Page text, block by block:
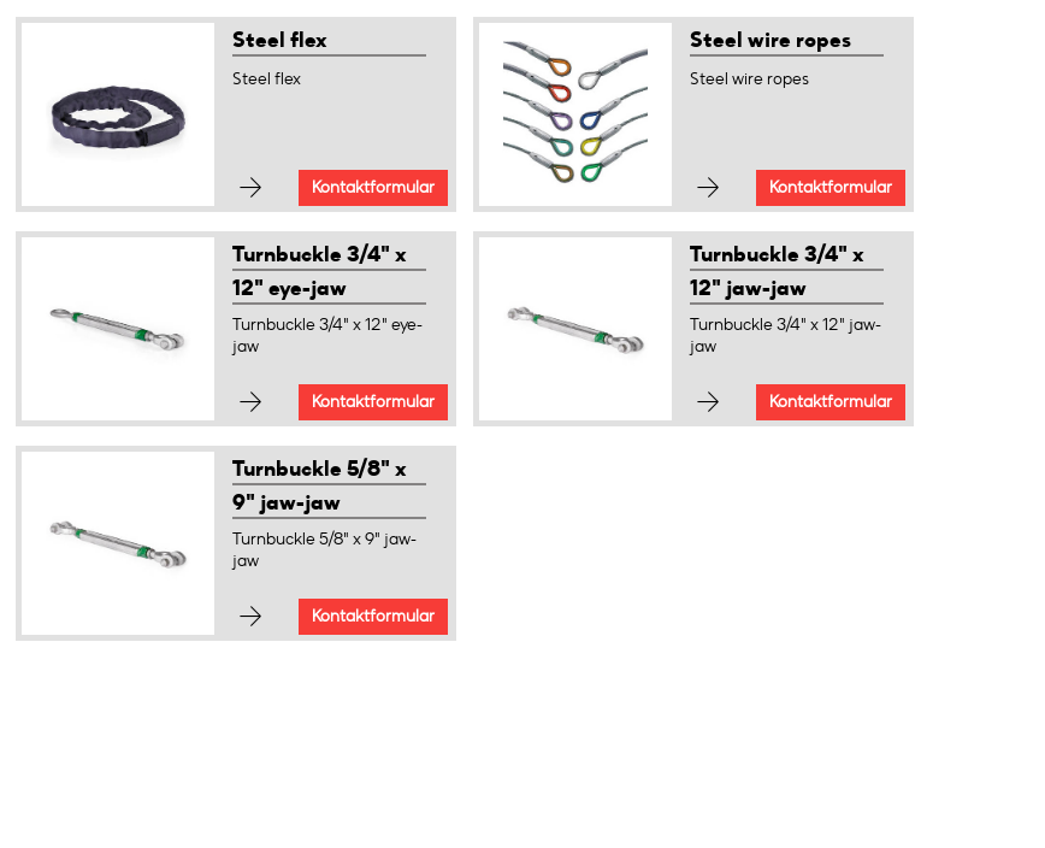
Steel flex
Steel flex
Kontaktformular
Steel wire ropes
Steel wire ropes
Kontaktformular
Turnbuckle 3/4" x
12" eye-jaw
Turnbuckle 3/4" x 12" eye-
jaw
Kontaktformular
Turnbuckle 3/4" x
12" jaw-jaw
Turnbuckle 3/4" x 12" jaw-
jaw
Kontaktformular
Turnbuckle 5/8" x
9" jaw-jaw
Turnbuckle 5/8" x 9" jaw-
jaw
Kontaktformular